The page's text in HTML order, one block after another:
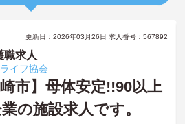
更新日：2026年03月26日 求人番号：567892
職求人
イフ協会
崎市】母体安定!!90以上
の施設求人です。